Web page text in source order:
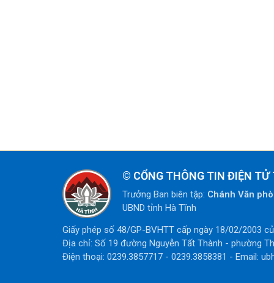
© CỔNG THÔNG TIN ĐIỆN
Trưởng Ban biên tập: Chánh Văn
UBND tỉnh Hà Tĩnh
Giấy phép số 48/GP-BVHTT cấp ngày 18/02/2003
Địa chỉ: Số 19 đường Nguyễn Tất Thành - phường
Điện thoại: 0239.3857717 - 0239.3858381 - Email: